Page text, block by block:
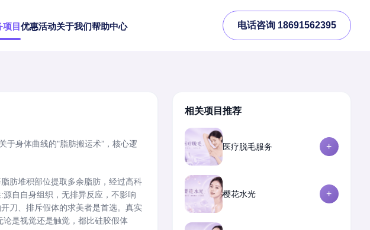
目 优惠活动关于我们帮助中心 电话咨询 18691562395
于身体曲线的"脂肪搬运术”，核心逻
肪堆积部位提取多余脂肪，经过高科
自自身组织，无排异反应，不影响
刀、排斥假体的求美者是首选。真实
是视觉还是触觉，都比硅胶假体
相关项目推荐
医疗脱毛服务 +
樱花水光 +